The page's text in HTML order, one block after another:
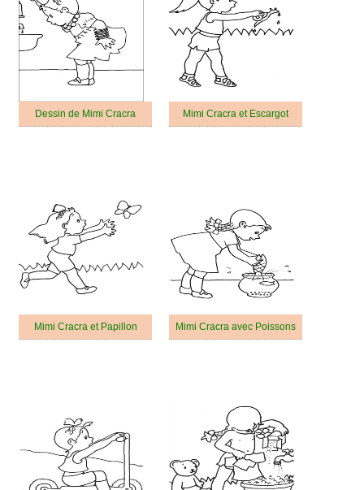
Dessin de Mimi Cracra Mimi Cracra et Escargot
Mimi Cracra et Papillon Mimi Cracra avec Poissons